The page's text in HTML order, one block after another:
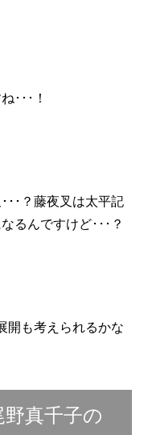
･･･！
･･？藤夜叉は太平記
るんですけど･･･？
開も考えられるかな
真千子の